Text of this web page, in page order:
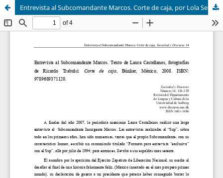
Entrevista al Subcomandante Marcos. Corte de caja, por Lola Sepúlveda